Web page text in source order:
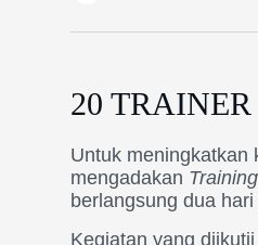
20
Untuk meningkatkan
mengadakan
berlangsung dua
Kegiatan yang